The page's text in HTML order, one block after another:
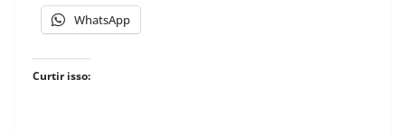
WhatsApp
Curtir isso: